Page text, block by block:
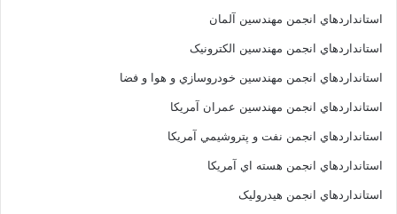
استانداردهاي انجمن مهندسين آلمان
استانداردهاي انجمن مهندسين الکترونيک
استانداردهاي انجمن مهندسين خودروسازي و هوا و فضا
استانداردهاي انجمن مهندسين عمران آمريکا
استانداردهاي انجمن نفت و پتروشيمي آمريکا
استانداردهاي انجمن هسته اي آمريکا
استانداردهاي انجمن هيدروليک